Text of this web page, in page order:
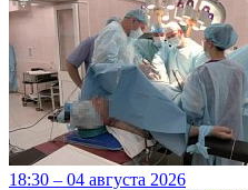
18:30 – 04 августа 2026